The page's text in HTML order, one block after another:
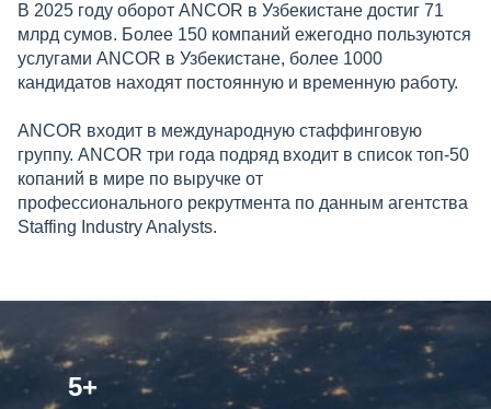
В 2025 году оборот ANCOR в Узбекистане достиг 71
млрд сумов. Более 150 компаний ежегодно пользуются
услугами ANCOR в Узбекистане, более 1000
кандидатов находят постоянную и временную работу.
ANCOR входит в международную стаффинговую
группу. ANCOR три года подряд входит в список топ-50
копаний в мире по выручке от
профессионального рекрутмента по данным агентства
Staffing Industry Analysts.
5+